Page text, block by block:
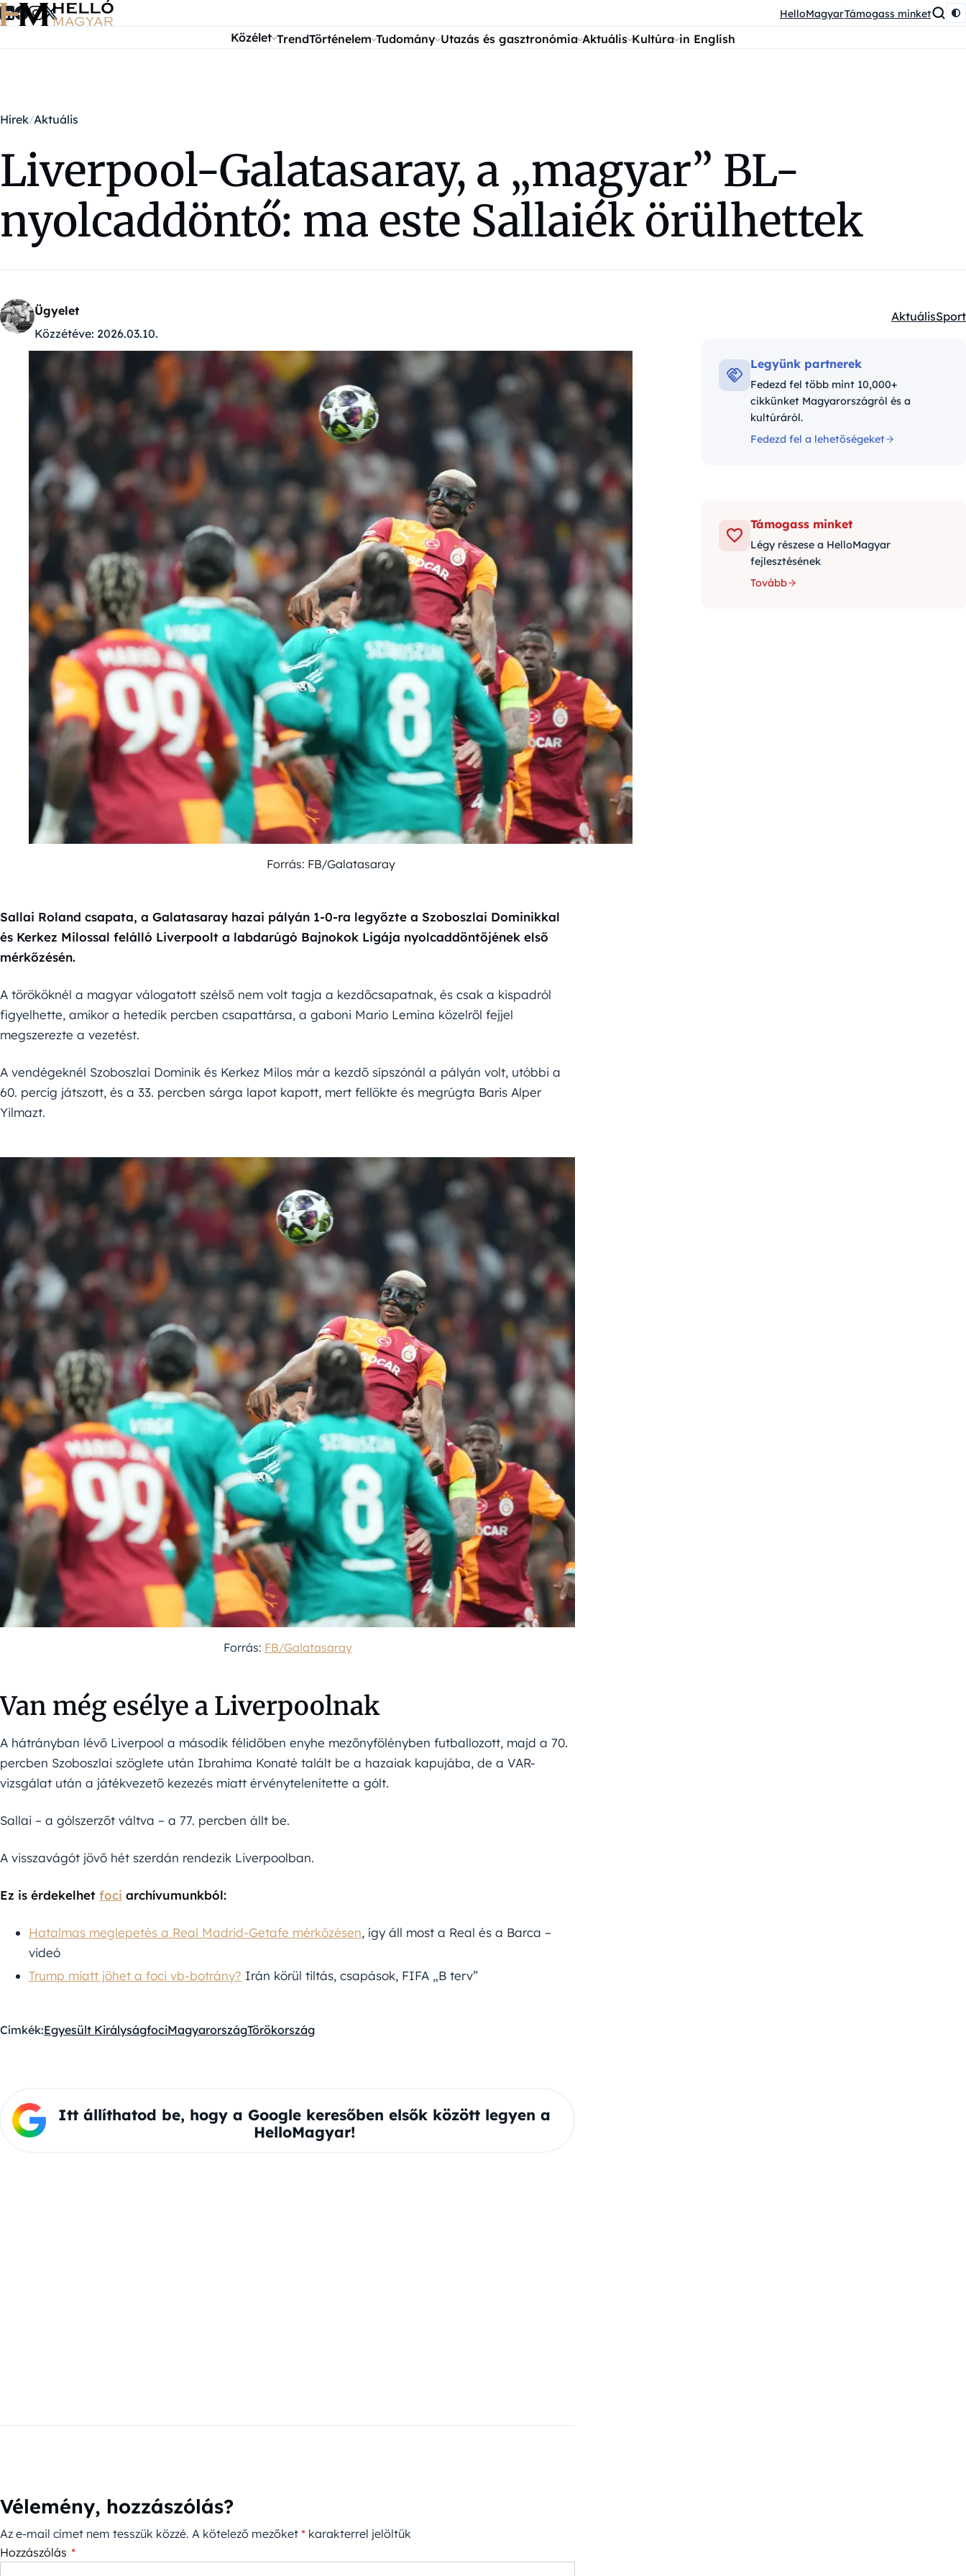
Ugrás a tartalomra HelloMagyarTámogass minket
Közélet TrendTörténelem Tudomány Utazás és gasztronómia Aktuális Kultúra in English
Hírek Aktuális
Liverpool-Galatasaray, a „magyar” BL-
nyolcaddöntő: ma este Sallaiék örülhettek
Ügyelet
Közzétéve: 2026.03.10.
Kategóriák:
AktuálisSport
Forrás: FB/Galatasaray
Sallai Roland csapata, a Galatasaray hazai pályán 1-0-ra legyőzte a Szoboszlai Dominikkal
és Kerkez Milossal felálló Liverpoolt a labdarúgó Bajnokok Ligája nyolcaddöntőjének első
mérkőzésén.
A törököknél a magyar válogatott szélső nem volt tagja a kezdőcsapatnak, és csak a kispadról
figyelhette, amikor a hetedik percben csapattársa, a gaboni Mario Lemina közelről fejjel
megszerezte a vezetést.
A vendégeknél Szoboszlai Dominik és Kerkez Milos már a kezdő sípszónál a pályán volt, utóbbi a
60. percig játszott, és a 33. percben sárga lapot kapott, mert fellökte és megrúgta Baris Alper
Yilmazt.
Forrás: FB/Galatasaray
Van még esélye a Liverpoolnak
A hátrányban lévő Liverpool a második félidőben enyhe mezőnyfölényben futballozott, majd a 70.
percben Szoboszlai szöglete után Ibrahima Konaté talált be a hazaiak kapujába, de a VAR-
vizsgálat után a játékvezető kezezés miatt érvénytelenítette a gólt.
Sallai – a gólszerzőt váltva – a 77. percben állt be.
A visszavágót jövő hét szerdán rendezik Liverpoolban.
Ez is érdekelhet foci archívumunkból:
Hatalmas meglepetés a Real Madrid-Getafe mérkőzésen, így áll most a Real és a Barca –
videó
Trump miatt jöhet a foci vb-botrány? Irán körül tiltás, csapások, FIFA „B terv”
Címkék:Egyesült KirályságfociMagyarországTörökország
Itt állíthatod be, hogy a Google keresőben elsők között legyen a
HelloMagyar!
Vélemény, hozzászólás?
Az e-mail címet nem tesszük közzé. A kötelező mezőket * karakterrel jelöltük
Hozzászólás *
Legyünk partnerek
Fedezd fel több mint 10,000+
cikkünket Magyarországról és a
kultúráról.
Fedezd fel a lehetőségeket
Támogass minket
Légy részese a HelloMagyar
fejlesztésének
Tovább